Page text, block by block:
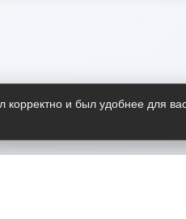
корректно и был удобнее для